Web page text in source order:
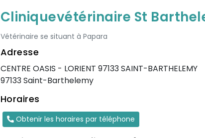
Cliniquevétérinaire St
Vétérinaire se situant à Papara
Adresse
CENTRE OASIS - LORIENT 97133 SAINT-BARTHELEMY
97133 Saint-Barthelemy
Horaires
Obtenir les horaires par téléphone